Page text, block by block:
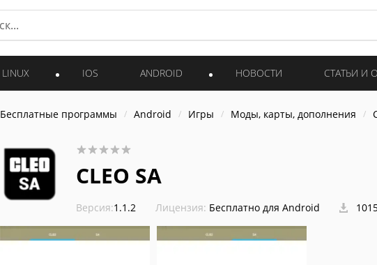
LINUX IOS ANDROID НОВОСТИ СТАТЬИ И
Бесплатные программы Android Игры Моды, карты, дополнения
CLEO SA
Версия:1.1.2 Лицензия: Бесплатно для Android